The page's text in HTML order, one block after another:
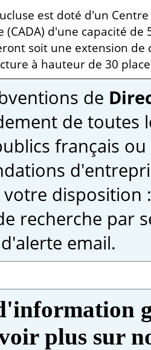
est doté d'un
d'une capacité de
soit une extension de
à hauteur de 30
de
de toutes
français
votre disposition :
recherche par
email.
plus sur